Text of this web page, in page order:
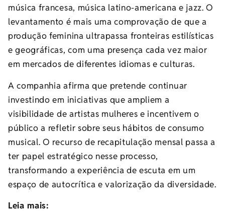
música francesa, música latino-americana e jazz. O
levantamento é mais uma comprovação de que a
produção feminina ultrapassa fronteiras estilísticas
e geográficas, com uma presença cada vez maior
em mercados de diferentes idiomas e culturas.
A companhia afirma que pretende continuar
investindo em iniciativas que ampliem a
visibilidade de artistas mulheres e incentivem o
público a refletir sobre seus hábitos de consumo
musical. O recurso de recapitulação mensal passa a
ter papel estratégico nesse processo,
transformando a experiência de escuta em um
espaço de autocrítica e valorização da diversidade.
Leia mais: